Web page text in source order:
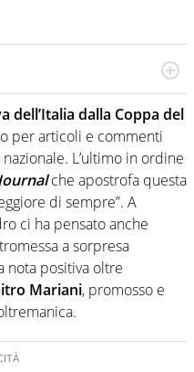
divulgatore. E' una
in immagini un
dell’Italia dalla Coppa del
per articoli e commenti
L’ultimo in ordine
che apostrofa questa
di sempre”. A
ci ha pensato anche
a sorpresa
nota positiva oltre
Mariani, promosso e